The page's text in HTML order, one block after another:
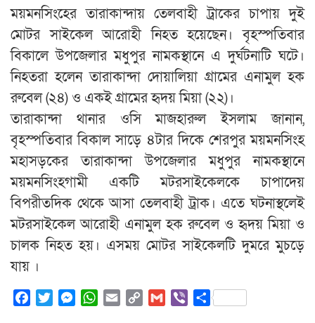
ময়মনসিংহের তারাকান্দায় তেলবাহী ট্রাকের চাপায় দুই
মোটর সাইকেল আরোহী নিহত হয়েছেন। বৃহস্পতিবার
বিকালে উপজেলার মধুপুর নামকস্থানে এ দুর্ঘটনাটি ঘটে।
নিহতরা হলেন তারাকান্দা দোয়ালিয়া গ্রামের এনামুল হক
রুবেল (২৪) ও একই গ্রামের হৃদয় মিয়া (২২)।
তারাকান্দা থানার ওসি মাজহারুল ইসলাম জানান,
বৃহস্পতিবার বিকাল সাড়ে ৪টার দিকে শেরপুর ময়মনসিংহ
মহাসড়কের তারাকান্দা উপজেলার মধুপুর নামকস্থানে
ময়মনসিংহগামী একটি মটরসাইকেলকে চাপাদেয়
বিপরীতদিক থেকে আসা তেলবাহী ট্রাক। এতে ঘটনাস্থলেই
মটরসাইকেল আরোহী এনামুল হক রুবেল ও হৃদয় মিয়া ও
চালক নিহত হয়। এসময় মোটর সাইকেলটি দুমরে মুচড়ে
যায় ।
FacebookTwitterMessenger
WhatsApp
Email Copy
Gmail ViberShare